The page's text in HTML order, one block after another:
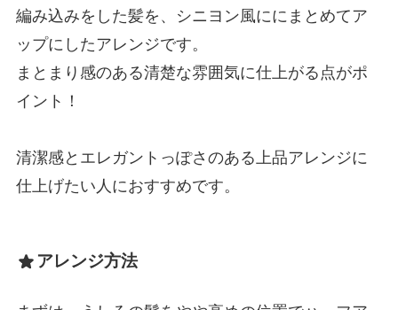
編み込みをした髪を、シニヨン風ににまとめてア
ップにしたアレンジです。
まとまり感のある清楚な雰囲気に仕上がる点がポ
イント！
清潔感とエレガントっぽさのある上品アレンジに
仕上げたい人におすすめです。
アレンジ方法